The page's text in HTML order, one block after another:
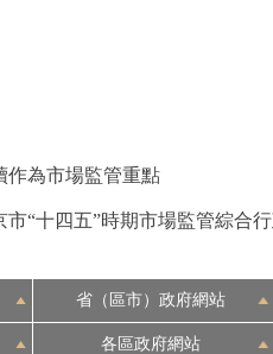
調查
概況
作為市場監管重點
市“十四五”時期市場監管綜合
省（區市）政府網站
各區政府網站